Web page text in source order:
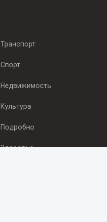
Транспорт
Спорт
Недвижимость
Культура
Подробно
Здоровье